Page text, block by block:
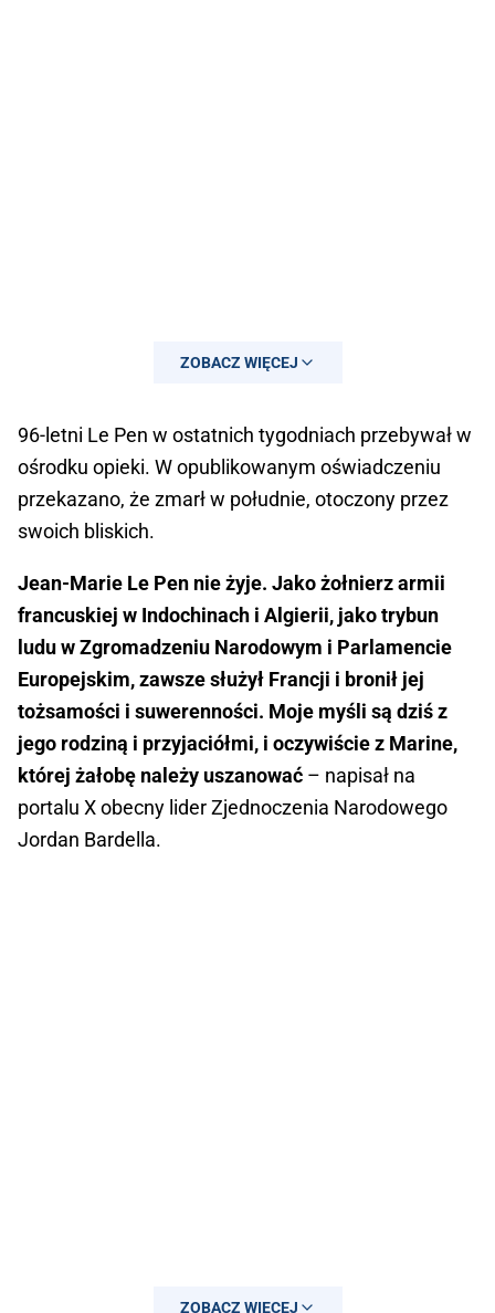
ZOBACZ WIĘCEJ
96-letni Le Pen w ostatnich tygodniach przebywał w
ośrodku opieki. W opublikowanym oświadczeniu
przekazano, że zmarł w południe, otoczony przez
swoich bliskich.
Jean-Marie Le Pen nie żyje. Jako żołnierz armii
francuskiej w Indochinach i Algierii, jako trybun
ludu w Zgromadzeniu Narodowym i Parlamencie
Europejskim, zawsze służył Francji i bronił jej
tożsamości i suwerenności. Moje myśli są dziś z
jego rodziną i przyjaciółmi, i oczywiście z Marine,
której żałobę należy uszanować – napisał na
portalu X obecny lider Zjednoczenia Narodowego
Jordan Bardella.
ZOBACZ WIĘCEJ